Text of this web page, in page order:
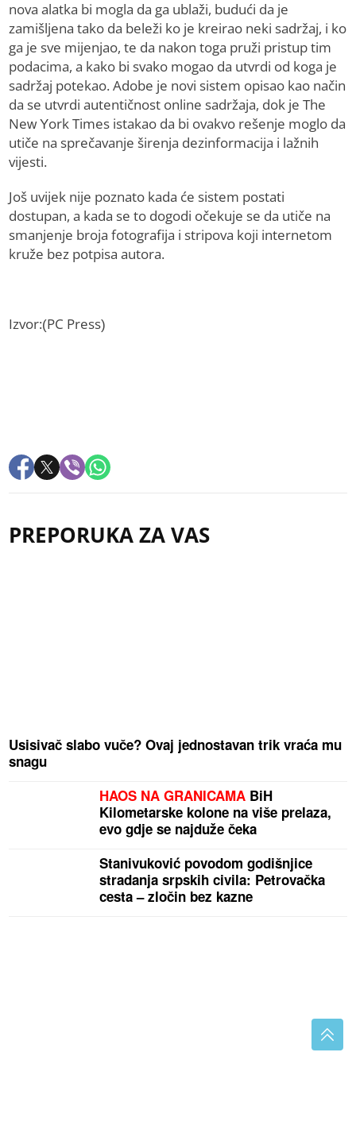
nova alatka bi mogla da ga ublaži, budući da je
zamišljena tako da beleži ko je kreirao neki sadržaj, i ko
ga je sve mijenjao, te da nakon toga pruži pristup tim
podacima, a kako bi svako mogao da utvrdi od koga je
sadržaj potekao. Adobe je novi sistem opisao kao način
da se utvrdi autentičnost online sadržaja, dok je The
New York Times istakao da bi ovakvo rešenje moglo da
utiče na sprečavanje širenja dezinformacija i lažnih
vijesti.
Još uvijek nije poznato kada će sistem postati
dostupan, a kada se to dogodi očekuje se da utiče na
smanjenje broja fotografija i stripova koji internetom
kruže bez potpisa autora.
Izvor:(PC Press)
PREPORUKA ZA VAS
Usisivač slabo vuče? Ovaj jednostavan trik vraća mu
snagu
HAOS NA GRANICAMA BiH
Kilometarske kolone na više prelaza,
evo gdje se najduže čeka
Stanivuković povodom godišnjice
stradanja srpskih civila: Petrovačka
cesta – zločin bez kazne